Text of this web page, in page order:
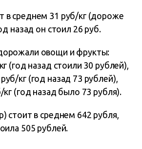
в среднем 31 руб/кг (дороже
назад он стоил 26 руб.
овощи и фрукты:
(год назад стоили 30 рублей),
кг (год назад 73 рублей),
кг (год назад было 73 рубля).
стоит в среднем 642 рубля,
505 рублей.